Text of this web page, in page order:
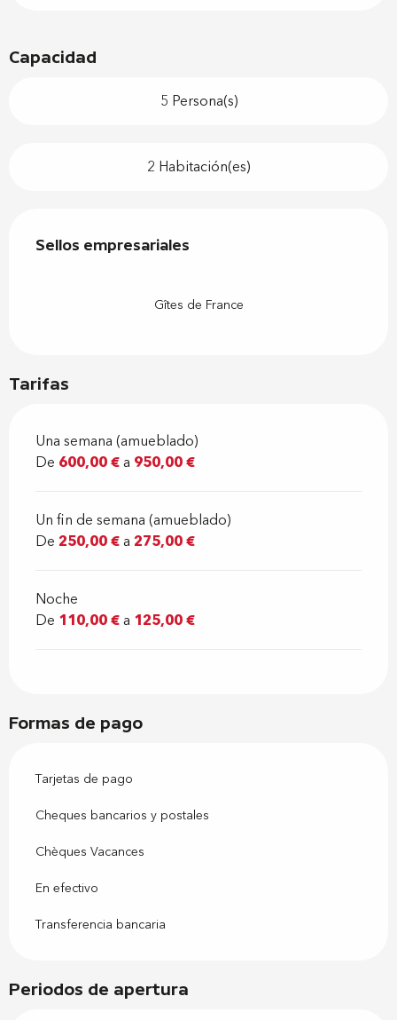
Capacidad
5 Persona(s)
2 Habitación(es)
Sellos empresariales
Sellos empresariales
Gîtes de France
Tarifas
Una semana (amueblado)
De 600,00 €a 950,00 €
Un fin de semana (amueblado)
De 250,00 €a 275,00 €
Noche
De 110,00 €a 125,00 €
Formas de pago
Tarjetas de pago
Cheques bancarios y postales
Chèques Vacances
En efectivo
Transferencia bancaria
Periodos de apertura